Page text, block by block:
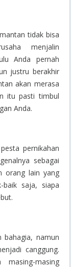
tidak bisa
menjalin
Anda pernah
justru berakhir
akan merasa
itu pasti timbul
Anda.
pernikahan
sebagai
orang lain yang
baik saja, siapa
bahagia, namun
canggung.
masing-masing